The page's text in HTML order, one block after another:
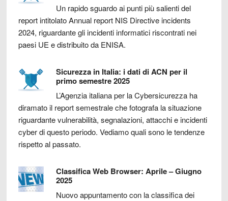
Un rapido sguardo ai punti più salienti del
report intitolato Annual report NIS Directive incidents
2024, riguardante gli incidenti informatici riscontrati nei
paesi UE e distribuito da ENISA.
Sicurezza in Italia: i dati di ACN per il
primo semestre 2025
L’Agenzia italiana per la Cybersicurezza ha
diramato il report semestrale che fotografa la situazione
riguardante vulnerabilità, segnalazioni, attacchi e incidenti
cyber di questo periodo. Vediamo quali sono le tendenze
rispetto al passato.
Classifica Web Browser: Aprile – Giugno
2025
Nuovo appuntamento con la classifica dei